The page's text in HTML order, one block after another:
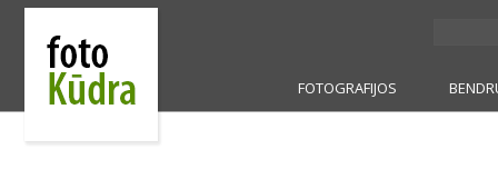
FOTOGRAFIJOS